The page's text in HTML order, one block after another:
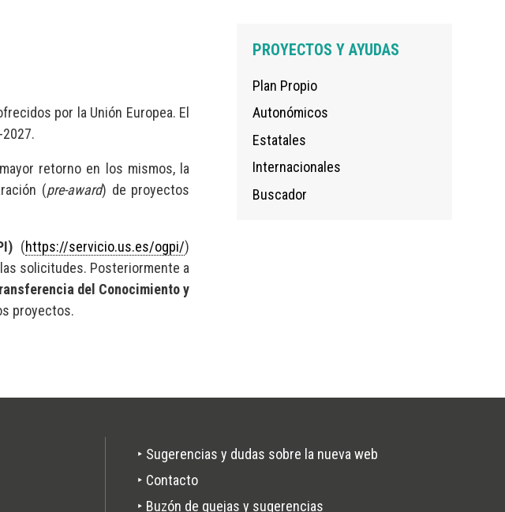
por la Unión Europea. El
retorno en los mismos, la
(pre-award) de proyectos
(https://servicio.us.es/ogpi/)
solicitudes. Posteriormente a
del Conocimiento y
proyectos.
Navegación
PROYECTOS Y AYUDAS
Plan Propio
Autonómicos
Estatales
Internacionales
Buscador
página
‣ Sugerencias y dudas sobre la nueva web
‣ Contacto
‣ Buzón de quejas y sugerencias